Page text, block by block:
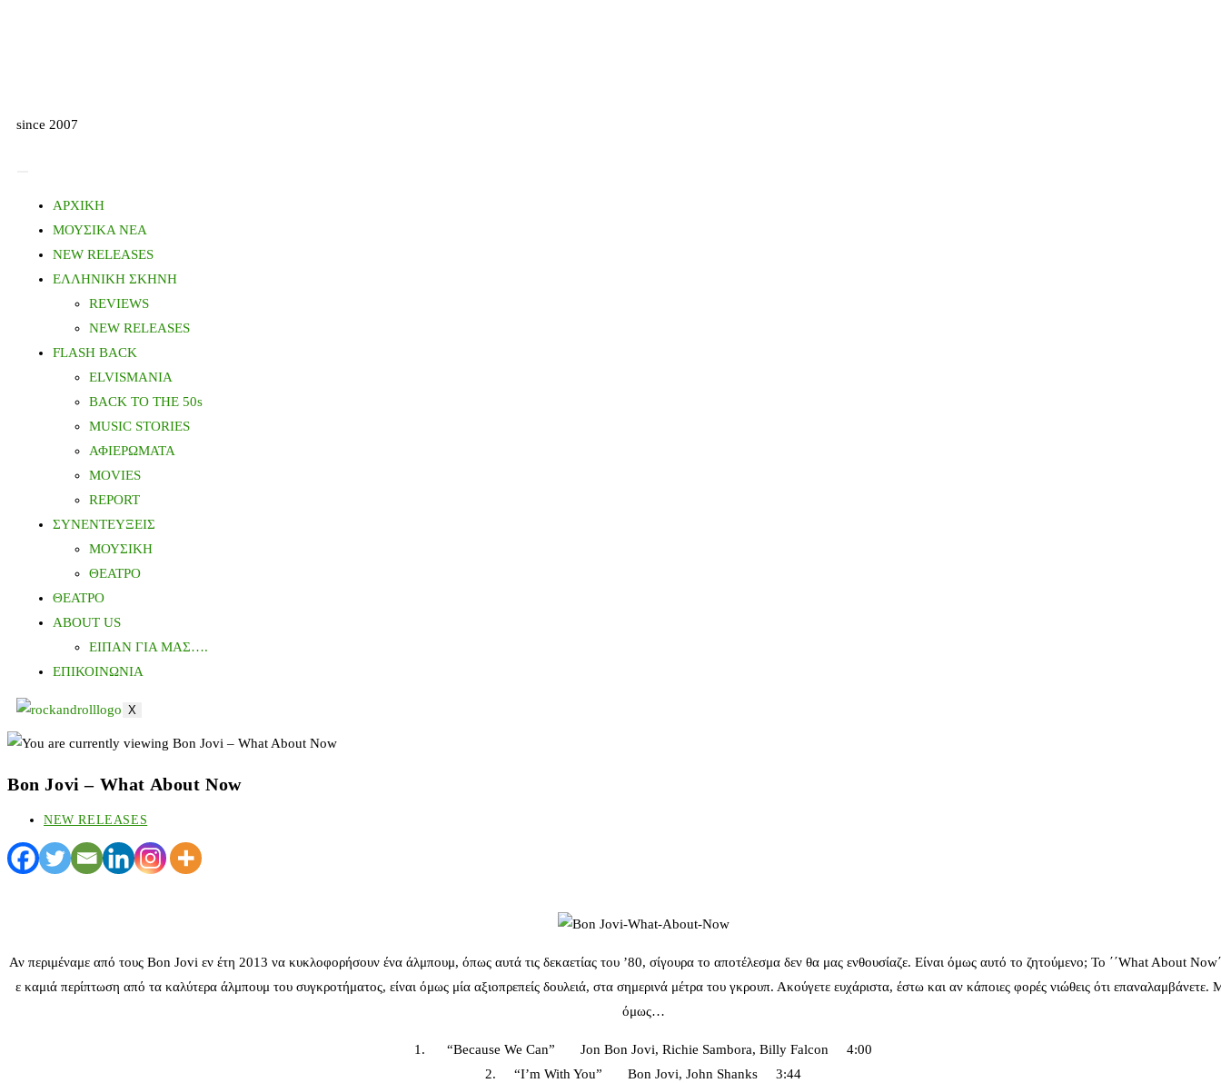
since 2007
ΑΡΧΙΚΗ
ΜΟΥΣΙΚΑ ΝΕΑ
NEW RELEASES
ΕΛΛΗΝΙΚΗ ΣΚΗΝΗ
REVIEWS
NEW RELEASES
FLASH BACK
ELVISMANIA
BACK TO THE 50s
MUSIC STORIES
ΑΦΙΕΡΩΜΑΤΑ
MOVIES
REPORT
ΣΥΝΕΝΤΕΥΞΕΙΣ
ΜΟΥΣΙΚΗ
ΘΕΑΤΡΟ
ΘΕΑΤΡΟ
ABOUT US
ΕΙΠΑΝ ΓΙΑ ΜΑΣ….
ΕΠΙΚΟΙΝΩΝΙΑ
X
Bon Jovi – What About Now
NEW RELEASES
Αν περιμέναμε από τους Bon Jovi εν έτη 2013 να κυκλοφορήσουν ένα άλμπουμ, όπως αυτά τις δεκαετίας του ’80, σίγουρα το αποτέλεσμα δεν θα μας ενθουσίαζε. Είναι όμως αυτό το ζητούμενο; Το ΄΄What About
ε καμιά περίπτωση από τα καλύτερα άλμπουμ του συγκροτήματος, είναι όμως μία αξιοπρεπείς δουλειά, στα σημερινά μέτρα του γκρουπ. Ακούγετε ευχάριστα, έστω και αν κάποιες φορές νιώθεις ότι επαναλαμβάνετε.
όμως…
1. “Because We Can” Jon Bon Jovi, Richie Sambora, Billy Falcon 4:00
2. “I’m With You” Bon Jovi, John Shanks 3:44